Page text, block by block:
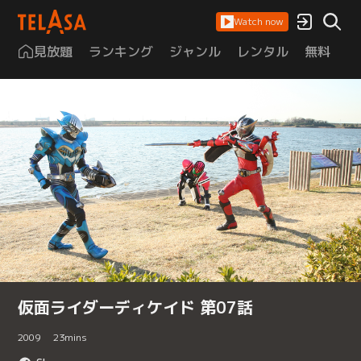
Watch now
見放題 ランキング ジャンル レンタル 無料
仮面ライダーディケイド 第07話
2009 23mins